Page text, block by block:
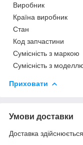
Виробник
Країна виробник
Стан
Код запчастини
Сумісність з маркою
Сумісність з
Приховати
Умови доставки
Доставка